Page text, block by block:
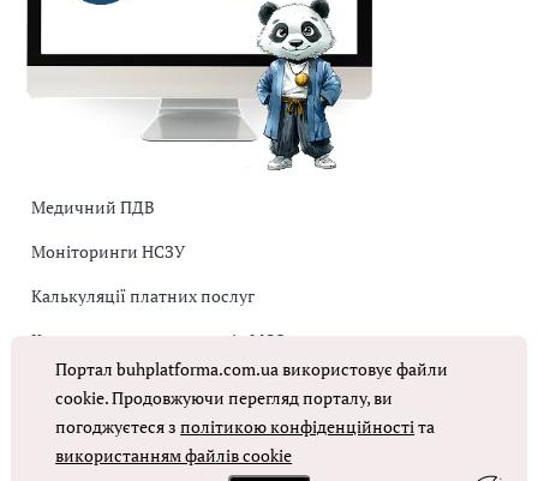
Медичний ПДВ
Моніторинги НСЗУ
Калькуляції платних послуг
Коригувальна накладна від МОЗ
Оплата праці в КНП
ОТРИМАТИ ДОСТУП
Портал buhplatforma.com.ua використовує файли
cookie. Продовжуючи перегляд порталу, ви
погоджуєтеся зполітикою конфіденційностіта
використанням файлів cookie